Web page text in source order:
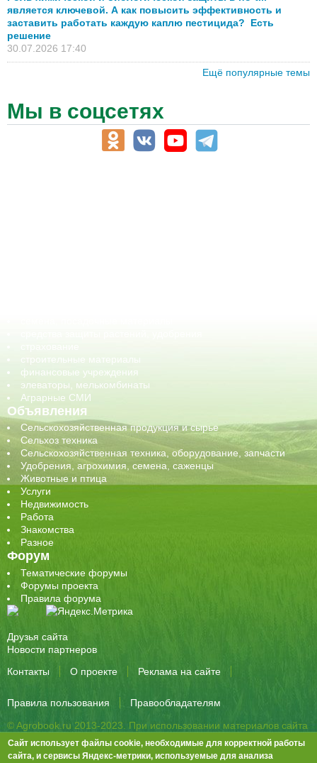
является ключевой. А как повысить эффективность и
заставить работать каждую каплю пестицида? Есть
решение
30.07.2026 17:40
Ещё популярные темы
Мы в соцсетях
строительные материалы
финансовые учреждения
элеваторы, мелькомбинаты
Аграрные СМИ
Объявления
Сельскохозяйственная продукция и сырье
Сельхоз техника
Сельскохозяйственная техника, оборудование, запчасти
Удобрения, агрохимия, семена, саженцы
Животные и птица
Услуги
Недвижимость
Работа
Знакомства
Разное
Форум
Тематические форумы
Форумы проекта
Правила форума
Друзья сайта
Новости партнеров
Контакты
О проекте Реклама на сайте
Правила пользования
Правообладателям
© Agrobook.ru 2013-2023. При использовании материалов сайта
активная ссылка на публикацию обязательна.
344000, Ростов-на-Дону, ул. Города Волос, д.6, 8 этаж, офис 803
Сайт использует файлы cookie, необходимые для корректной работы
сайта, и сервисы Яндекс-метрики, используемые для анализа